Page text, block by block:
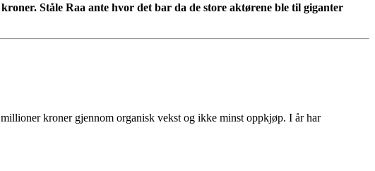
Ståle Raa ante hvor det bar da de store aktørene ble til giganter
kroner gjennom organisk vekst og ikke minst oppkjøp. I år har